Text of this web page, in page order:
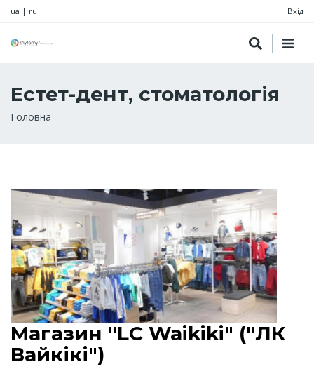
ua | ru Вхід
Естет-дент, стоматологія
Рядок
Головна
Магазин "LC Waikiki" ("ЛК
Вайкікі")